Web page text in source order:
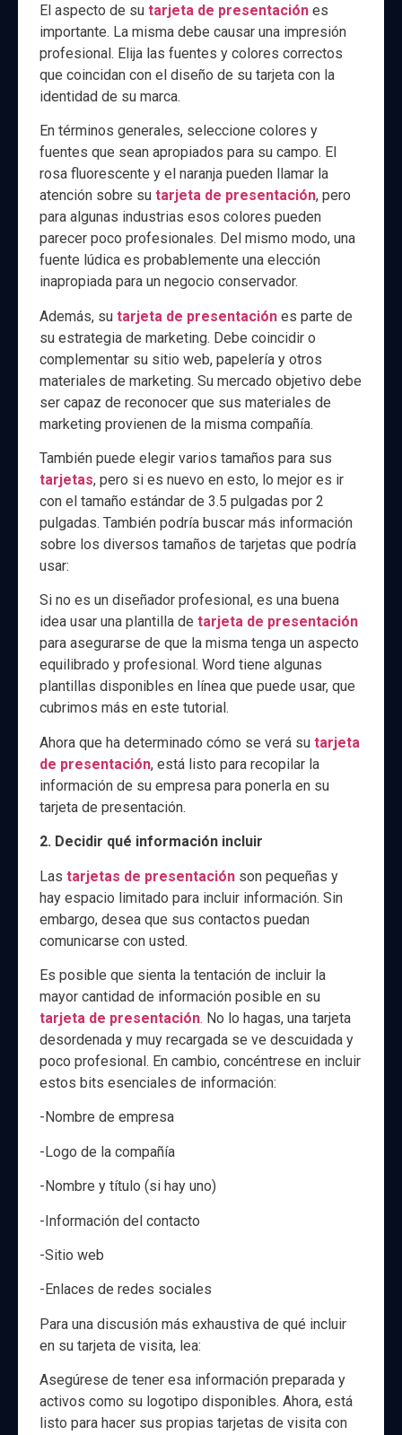
El aspecto de su tarjeta de presentación es
importante. La misma debe causar una impresión
profesional. Elija las fuentes y colores correctos
que coincidan con el diseño de su tarjeta con la
identidad de su marca.
En términos generales, seleccione colores y
fuentes que sean apropiados para su campo. El
rosa fluorescente y el naranja pueden llamar la
atención sobre sutarjeta de presentación, pero
para algunas industrias esos colores pueden
parecer poco profesionales. Del mismo modo, una
fuente lúdica es probablemente una elección
inapropiada para un negocio conservador.
Además, sutarjeta de presentaciónes parte de
su estrategia de marketing. Debe coincidir o
complementar su sitio web, papelería y otros
materiales de marketing. Su mercado objetivo debe
ser capaz de reconocer que sus materiales de
marketing provienen de la misma compañía.
También puede elegir varios tamaños para sus
tarjetas, pero si es nuevo en esto, lo mejor es ir
con el tamaño estándar de 3.5 pulgadas por 2
pulgadas. También podría buscar más información
sobre los diversos tamaños de tarjetas que podría
usar:
Si no es un diseñador profesional, es una buena
idea usar una plantilla de tarjeta de presentación
para asegurarse de que la misma tenga un aspecto
equilibrado y profesional. Word tiene algunas
plantillas disponibles en línea que puede usar, que
cubrimos más en este tutorial.
Ahora que ha determinado cómo se verá sutarjeta
de presentación, está listo para recopilar la
información de su empresa para ponerla en su
tarjeta de presentación.
2. Decidir qué información incluir
Lastarjetas de presentación son pequeñas y
hay espacio limitado para incluir información. Sin
embargo, desea que sus contactos puedan
comunicarse con usted.
Es posible que sienta la tentación de incluir la
mayor cantidad de información posible en su
tarjeta de presentación. No lo hagas, una tarjeta
desordenada y muy recargada se ve descuidada y
poco profesional. En cambio, concéntrese en incluir
estos bits esenciales de información:
-Nombre de empresa
-Logo de la compañía
-Nombre y título (si hay uno)
-Información del contacto
-Sitio web
-Enlaces de redes sociales
Para una discusión más exhaustiva de qué incluir
en su tarjeta de visita, lea:
Asegúrese de tener esa información preparada y
activos como su logotipo disponibles. Ahora, está
listo para hacer sus propias tarjetas de visita con